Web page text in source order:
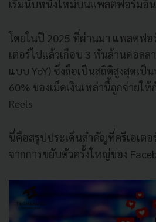
เริ่มนับหนึ่งใหม่บนแพลตฟอร์มอื่น
โดยในปี 2025 ที่ผ่านมา แพลตฟอ
เตอร์ไปแล้วเกือบ 3 พันล้านดอลล
แบบ YoY) ซึ่งถือเป็นสถิติสูงสุดเป็
60% ของเม็ดเงินเหล่านี้ถูกจ่ายใ
Reels
นี่คือสรุปประเด็นสำคัญที่ครีเอเต
จากการขยับตัวครั้งใหญ่ของ